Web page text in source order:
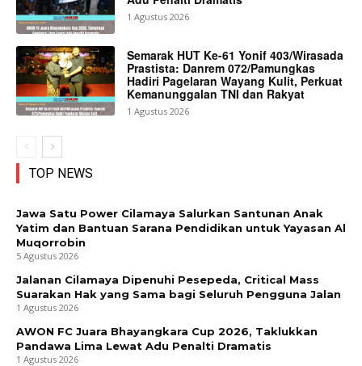
1 Agustus 2026
Semarak HUT Ke-61 Yonif 403/Wirasada
Prastista: Danrem 072/Pamungkas
Hadiri Pagelaran Wayang Kulit, Perkuat
Kemanunggalan TNI dan Rakyat
1 Agustus 2026
TOP NEWS
Jawa Satu Power Cilamaya Salurkan Santunan Anak
Yatim dan Bantuan Sarana Pendidikan untuk Yayasan Al
Muqorrobin
5 Agustus 2026
Jalanan Cilamaya Dipenuhi Pesepeda, Critical Mass
Suarakan Hak yang Sama bagi Seluruh Pengguna Jalan
1 Agustus 2026
AWON FC Juara Bhayangkara Cup 2026, Taklukkan
Pandawa Lima Lewat Adu Penalti Dramatis
1 Agustus 2026